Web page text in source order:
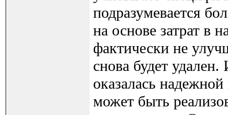
подразумевается
на основе затрат в
фактически не
снова будет
оказалась
может быть